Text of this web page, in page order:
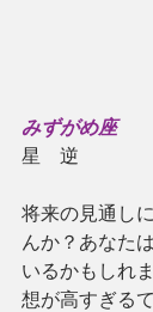
みずがめ座
星　逆
将来の見通し
んか？あなた
いるかもしれ
想が高すぎる